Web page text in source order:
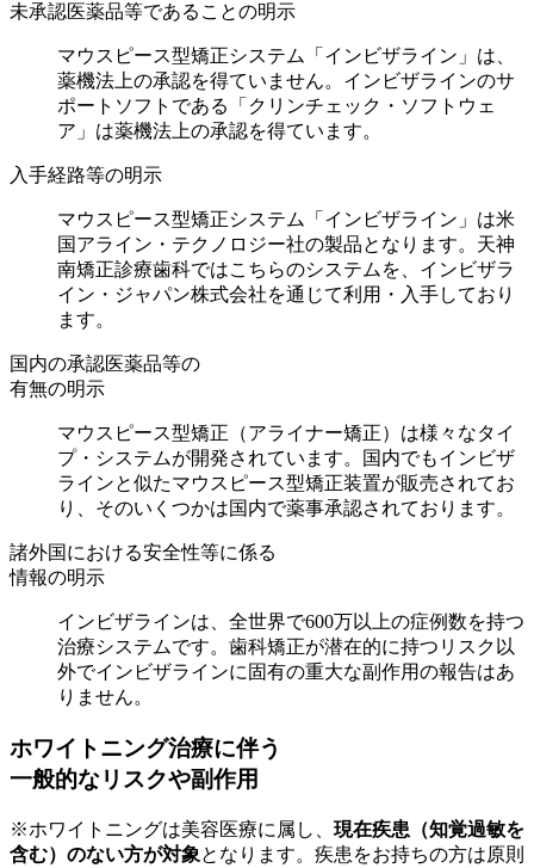
未承認医薬品等であることの明示
マウスピース型矯正システム「インビザライン」は、
薬機法上の承認を得ていません。インビザラインのサ
ポートソフトである「クリンチェック・ソフトウェ
ア」は薬機法上の承認を得ています。
入手経路等の明示
マウスピース型矯正システム「インビザライン」は米
国アライン・テクノロジー社の製品となります。天神
南矯正診療歯科ではこちらのシステムを、インビザラ
イン・ジャパン株式会社を通じて利用・入手しており
ます。
国内の承認医薬品等の
有無の明示
マウスピース型矯正（アライナー矯正）は様々なタイ
プ・システムが開発されています。国内でもインビザ
ラインと似たマウスピース型矯正装置が販売されてお
り、そのいくつかは国内で薬事承認されております。
諸外国における安全性等に係る
情報の明示
インビザラインは、全世界で600万以上の症例数を持つ
治療システムです。歯科矯正が潜在的に持つリスク以
外でインビザラインに固有の重大な副作用の報告はあ
りません。
ホワイトニング治療に伴う
一般的なリスクや副作用
※ホワイトニングは美容医療に属し、 現在疾患（知覚過敏を
含む）のない方が対象となります。疾患をお持ちの方は原則